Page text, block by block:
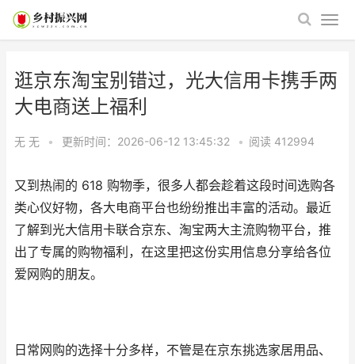
逛京东淘宝别错过，光大信用卡携手两
大电商送上福利
无 无 • 更新时间：2026-06-12 13:45:32 • 阅读 412994
又到热闹的 618 购物季，很多人都会趁着这段时间选购各
类心仪好物，各大电商平台也纷纷推出丰富的活动。最近
了解到光大信用卡联合京东、淘宝两大主流购物平台，推
出了专属的购物福利，在这里把这份实用信息分享给各位
爱网购的朋友。
日常网购的选择十分多样，不管是在京东挑选家居用品、